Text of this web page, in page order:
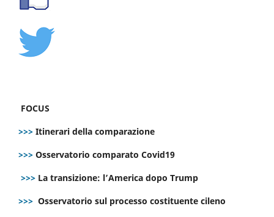
FOCUS
>>> Itinerari della comparazione
>>> Osservatorio comparato Covid19
>>> La transizione: l’America dopo Trump
>>> Osservatorio sul processo costituente cileno